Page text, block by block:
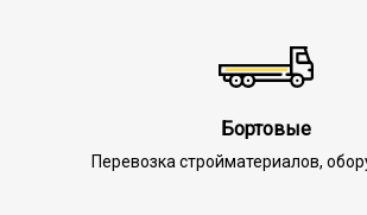
Бортовые
Перевозка стройматериалов,